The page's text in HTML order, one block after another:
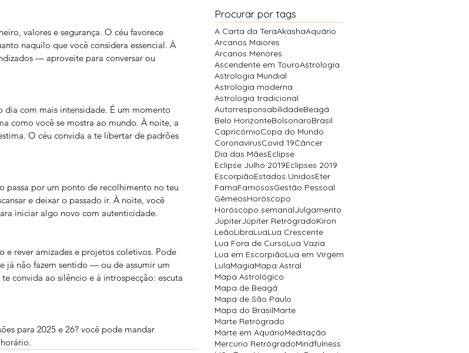
valores e segurança. O céu favorece
naquilo que você considera essencial. À
— aproveite para conversar ou
dia com mais intensidade. É um momento
como você se mostra ao mundo. À noite, a
O céu convida a te libertar de padrões
passa por um ponto de recolhimento no teu
e deixar o passado ir. À noite, você
iniciar algo novo com autenticidade.
e rever amizades e projetos coletivos. Pode
já não fazem sentido — ou de assumir um
convida ao silêncio e à introspecção: escuta
para 2025 e 26? você pode mandar
Procurar por tags
A Carta da TeraAkashaAquário
Arcanos Maiores
Arcanos Menores
Ascendente em TouroAstrologia
Astrologia Mundial
Astrologia moderna
Astrologia tradicional
AutorresponsabilidadeBeagá
Belo HorizonteBolsonaroBrasil
CapricórnioCopa do Mundo
CoronavírusCovid 19Câncer
Dia das MãesEclipse
Eclipse Julho 2019Eclipses 2019
EscorpiãoEstados UnidosEter
FamaFamososGestão Pessoal
GêmeosHoróscopo
Horóscopo semanalJulgamento
JúpiterJúpiter RetrógradoKiron
LeãoLibraLuaLua Crescente
Lua Fora de CursoLua Vazia
Lua em EscorpiãoLua em Virgem
LulaMagiaMapa Astral
Mapa Astrológico
Mapa de Beagá
Mapa de São Paulo
Mapa do BrasilMarte
Marte Retrógrado
Marte em AquárioMeditação
Mercúrio RetrógradoMindfulness